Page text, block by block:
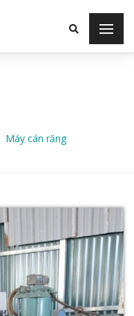
Máy cán răng